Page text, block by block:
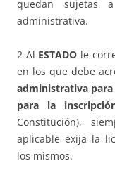
quedan sujetas
administrativa.
2 Al ESTADO le
en los que debe
administrativa
para la
Constitución),
aplicable exija la
los mismos.